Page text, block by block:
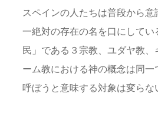
スペインの人たちは普段から
一絶対の存在の名を口にして
民」である３宗教、ユダヤ教、
ーム教における神の概念は同一
呼ぼうと意味する対象は変らな